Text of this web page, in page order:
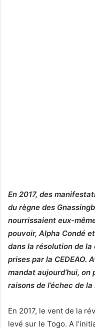
En 2017, des
du règne des
nourrissaient eux-
pouvoir, Alpha Condé
dans la résolution de
prises par la CEDEAO.
mandat aujourd’hui,
raisons de l’échec de
En 2017, le vent de la
levé sur le Togo. A